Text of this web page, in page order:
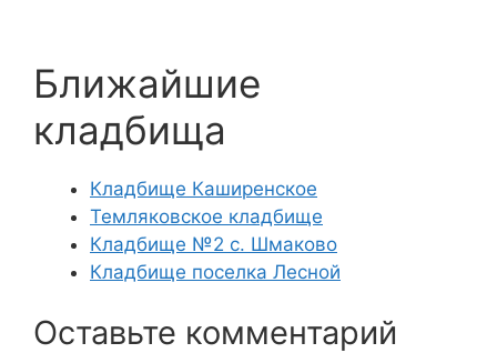
Ближайшие
кладбища
Кладбище Каширенское
Темляковское кладбище
Кладбище №2 с. Шмаково
Кладбище поселка Лесной
Оставьте комментарий